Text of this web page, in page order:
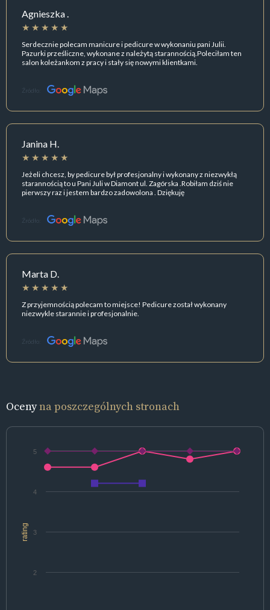
Agnieszka .
Serdecznie polecam manicure i pedicure w wykonaniu pani Julii.
Pazurki prześliczne, wykonane z należytą starannością.Poleciłam ten
salon koleżankom z pracy i stały się nowymi klientkami.
Źródło:
Janina H.
Jeżeli chcesz, by pedicure był profesjonalny i wykonany z niezwykłą
starannością to u Pani Juli w Diamont ul. Zagórska .Robiłam dziś nie
pierwszy raz i jestem bardzo zadowolona . Dziękuję
Źródło:
Marta D.
Z przyjemnością polecam to miejsce! Pedicure został wykonany
niezwykle starannie i profesjonalnie.
Źródło:
Ocenyna poszczególnych stronach
rating
2
3
4
5